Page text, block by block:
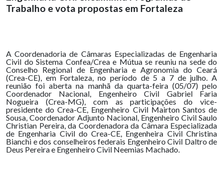
Trabalho e vota propostas em Fortaleza
A Coordenadoria de Câmaras Especializadas de Engenharia
Civil do Sistema Confea/Crea e Mútua se reuniu na sede do
Conselho Regional de Engenharia e Agronomia do Ceará
(Crea-CE), em Fortaleza, no período de 5 a 7 de julho. A
reunião foi aberta na manhã da quarta-feira (05/07) pelo
Coordenador Nacional, Engenheiro Civil Gabriel Faria
Nogueira (Crea-MG), com as participações do vice-
presidente do Crea-CE, Engenheiro Civil Mairton Santos de
Sousa, Coordenador Adjunto Nacional, Engenheiro Civil Saulo
Christian Pereira, da Coordenadora da Câmara Especializada
de Engenharia Civil do Crea-CE, Engenheira Civil Christina
Bianchi e dos conselheiros federais Engenheiro Civil Daltro de
Deus Pereira e Engenheiro Civil Neemias Machado.